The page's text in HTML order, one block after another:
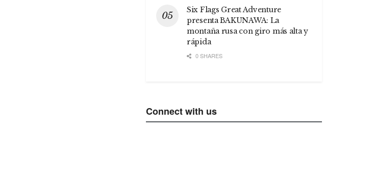
Six Flags Great Adventure
presenta BAKUNAWA: La
montaña rusa con giro más alta y
rápida
0 SHARES
Connect with us